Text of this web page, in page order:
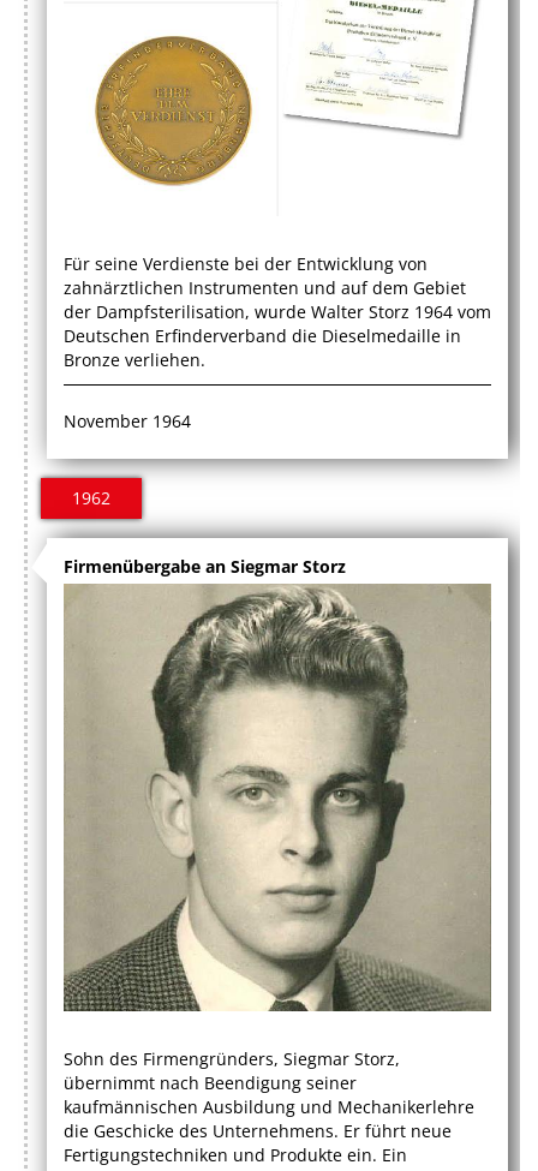
Für seine Verdienste bei der Entwicklung von
zahnärztlichen Instrumenten und auf dem Gebiet
der Dampfsterilisation, wurde Walter Storz 1964 vom
Deutschen Erfinderverband die Dieselmedaille in
Bronze verliehen.
November 1964
1962
Firmenübergabe an Siegmar Storz
Sohn des Firmengründers, Siegmar Storz,
übernimmt nach Beendigung seiner
kaufmännischen Ausbildung und Mechanikerlehre
die Geschicke des Unternehmens. Er führt neue
Fertigungstechniken und Produkte ein. Ein